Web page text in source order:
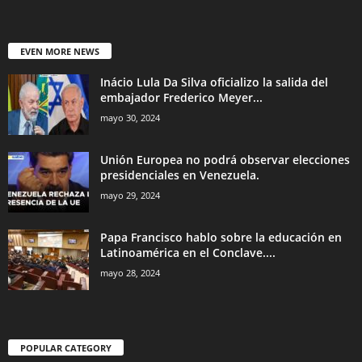
EVEN MORE NEWS
Inácio Lula Da Silva oficializo la salida del
embajador Frederico Meyer...
mayo 30, 2024
Unión Europea no podrá observar elecciones
presidenciales en Venezuela.
mayo 29, 2024
Papa Francisco hablo sobre la educación en
Latinoamérica en el Conclave....
mayo 28, 2024
POPULAR CATEGORY